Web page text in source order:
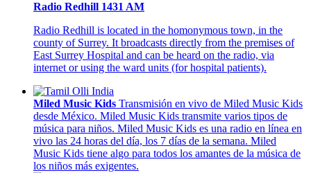
Radio Redhill 1431 AM
Radio Redhill is located in the homonymous town, in the
county of Surrey. It broadcasts directly from the premises of
East Surrey Hospital and can be heard on the radio, via
internet or using the ward units (for hospital patients).
Miled Music Kids Transmisión en vivo de Miled Music Kids
desde México. Miled Music Kids transmite varios tipos de
música para niños. Miled Music Kids es una radio en línea en
vivo las 24 horas del día, los 7 días de la semana. Miled
Music Kids tiene algo para todos los amantes de la música de
los niños más exigentes.